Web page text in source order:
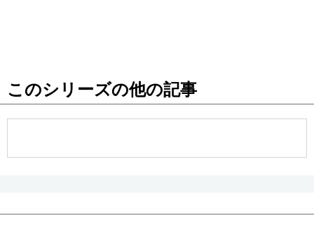
このシリーズの他の記事